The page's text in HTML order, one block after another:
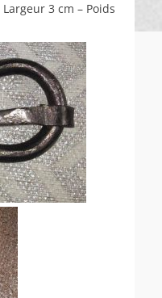
3 cm – Poids